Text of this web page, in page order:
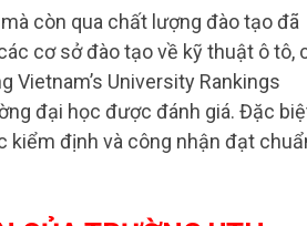
còn qua chất lượng đào tạo đã
cơ sở đào tạo về kỹ thuật ô tô,
Vietnam’s University Rankings
đại học được đánh giá. Đặc
định và công nhận đạt